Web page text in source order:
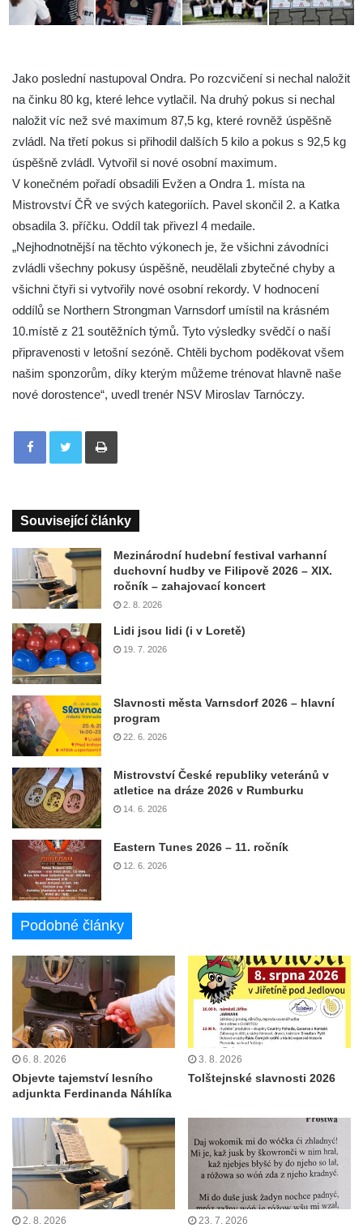
Jako poslední nastupoval Ondra. Po rozcvičení si nechal naložit
na činku 80 kg, které lehce vytlačil. Na druhý pokus si nechal
naložit víc než své maximum 87,5 kg, které rovněž úspěšně
zvládl. Na třetí pokus si přihodil dalších 5 kilo a pokus s 92,5 kg
úspěšně zvládl. Vytvořil si nové osobní maximum.
V konečném pořadí obsadili Evžen a Ondra 1. místa na
Mistrovství ČŘ ve svých kategoriích. Pavel skončil 2. a Katka
obsadila 3. příčku. Oddíl tak přivezl 4 medaile.
„Nejhodnotnější na těchto výkonech je, že všichni závodníci
zvládli všechny pokusy úspěšně, neudělali zbytečné chyby a
všichni čtyři si vytvořily nové osobní rekordy. V hodnocení
oddílů se Northern Strongman Varnsdorf umístil na krásném
10.místě z 21 soutěžních týmů. Tyto výsledky svědčí o naší
připravenosti v letošní sezóně. Chtěli bychom poděkovat všem
našim sponzorům, díky kterým můžeme trénovat hlavně naše
nové dorostence“, uvedl trenér NSV Miroslav Tarnóczy.
Tisknout
Související články
Mezinárodní hudební festival varhanní
duchovní hudby ve Filipově 2026 – XIX.
ročník – zahajovací koncert
2. 8. 2026
Lidi jsou lidi (i v Loretě)
19. 7. 2026
Slavnosti města Varnsdorf 2026 – hlavní
program
22. 6. 2026
Mistrovství České republiky veteránů v
atletice na dráze 2026 v Rumburku
14. 6. 2026
Eastern Tunes 2026 – 11. ročník
12. 6. 2026
Podobné články
6. 8. 2026
Objevte tajemství lesního
adjunkta Ferdinanda Náhlíka
3. 8. 2026
Tolštejnské slavnosti 2026
2. 8. 2026 23. 7. 2026